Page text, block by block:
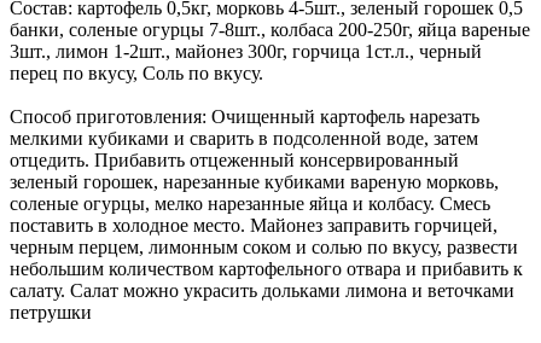
Состав: картофель 0,5кг, морковь 4-5шт., зеленый горошек 0,5
банки, соленые огурцы 7-8шт., колбаса 200-250г, яйца вареные
3шт., лимон 1-2шт., майонез 300г, горчица 1ст.л., черный
перец по вкусу, Соль по вкусу.
Способ приготовления: Очищенный картофель нарезать
мелкими кубиками и сварить в подсоленной воде, затем
отцедить. Прибавить отцеженный консервированный
зеленый горошек, нарезанные кубиками вареную морковь,
соленые огурцы, мелко нарезанные яйца и колбасу. Смесь
поставить в холодное место. Майонез заправить горчицей,
черным перцем, лимонным соком и солью по вкусу, развести
небольшим количеством картофельного отвара и прибавить к
салату. Салат можно украсить дольками лимона и веточками
петрушки